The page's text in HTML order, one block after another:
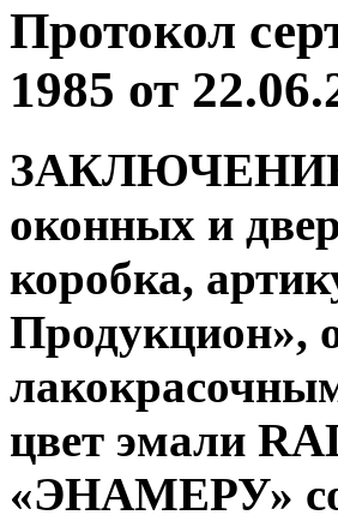
Протокол
1985 от
ЗАКЛЮЧЕНИЕ:
оконных и
коробка,
Продукцион»,
цвет эмали
«ЭНАМЕРУ»